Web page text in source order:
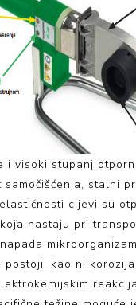
i visoki stupanj
stalni
cijevi su
nastaju pri
postoji, kao ni